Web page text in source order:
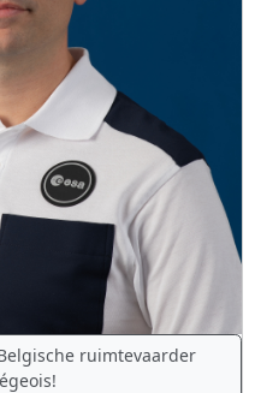
ruimtevaarder